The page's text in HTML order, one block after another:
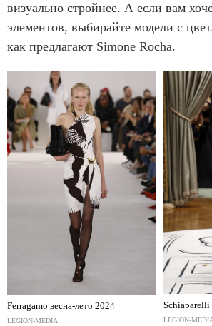
визуально стройнее. А если вам
элементов, выбирайте модели с
как предлагают Simone Rocha.
Ferragamo весна-лето 2024
LEGION-MEDIA
Schiaparelli
LEGION-